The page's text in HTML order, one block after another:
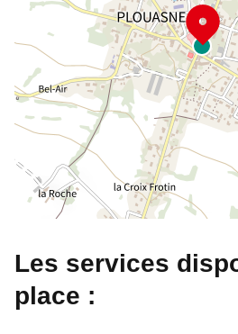
Les services
place :